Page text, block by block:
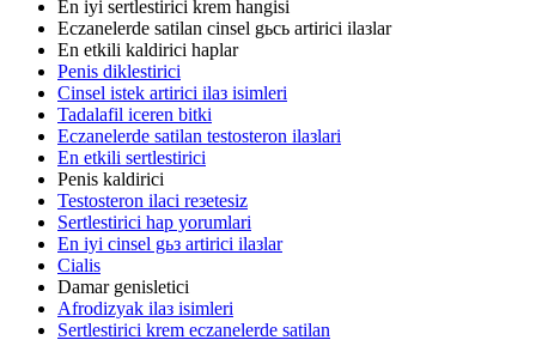
En iyi sertlestirici krem hangisi
Eczanelerde satilan cinsel gьcь artirici ilaзlar
En etkili kaldirici haplar
Penis diklestirici
Cinsel istek artirici ilaз isimleri
Tadalafil iceren bitki
Eczanelerde satilan testosteron ilaзlari
En etkili sertlestirici
Penis kaldirici
Testosteron ilaci reзetesiz
Sertlestirici hap yorumlari
En iyi cinsel gьз artirici ilaзlar
Cialis
Damar genisletici
Afrodizyak ilaз isimleri
Sertlestirici krem eczanelerde satilan